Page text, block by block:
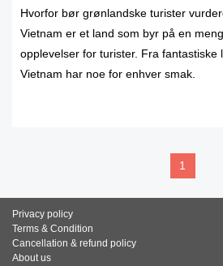
Hvorfor bør grønlandske turister
Vietnam er et land som byr på en
opplevelser for turister. Fra fantastiske
Vietnam har noe for enhver smak.
1
Privacy policy
Terms & Condition
Cancellation & refund policy
About us